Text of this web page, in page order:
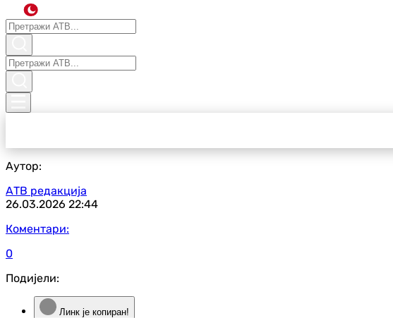
Аутор:
АТВ редакција
26.03.2026 22:44
Коментари:
0
Подијели:
Линк је копиран!